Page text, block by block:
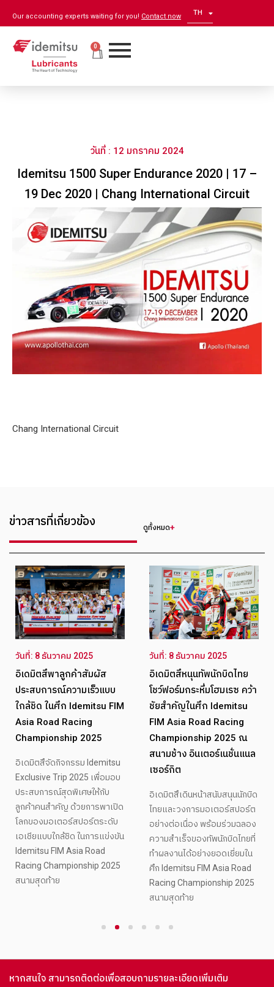
Our accounting experts waiting for you! Contact now TH
EN
0
วันที่ : 12 มกราคม 2024
Idemitsu 1500 Super Endurance 2020 | 17 –
19 Dec 2020 | Chang International Circuit
Chang International Circuit
ข่าวสารที่เกี่ยวข้อง ดูทั้งหมด
วันที่: 8 ธันวาคม 2025
อิเดมิตสึพาลูกค้าสัมผัส
ประสบการณ์ความเร็วแบบ
ใกล้ชิด ในศึก Idemitsu FIM
Asia Road Racing
Championship 2025
อิเดมิตสึจัดกิจกรรม Idemitsu
Exclusive Trip 2025 เพื่อมอบ
ประสบการณ์สุดพิเศษให้กับ
ลูกค้าคนสำคัญ ด้วยการพาเปิด
โลกของมอเตอร์สปอร์ตระดับ
เอเชียแบบใกล้ชิด ในการแข่งขัน
Idemitsu FIM Asia Road
Racing Championship 2025
สนามสุดท้าย
วันที่: 8 ธันวาคม 2025
อิเดมิตสึหนุนทัพนักบิดไทย
โชว์ฟอร์มกระหึ่มโฮมเรซ คว้า
ชัยสำคัญในศึก Idemitsu
FIM Asia Road Racing
Championship 2025 ณ
สนามช้าง อินเตอร์เนชั่นแนล
เซอร์กิต
อิเดมิตสึเดินหน้าสนับสนุนนักบิด
ไทยและวงการมอเตอร์สปอร์ต
อย่างต่อเนื่อง พร้อมร่วมฉลอง
ความสำเร็จของทัพนักบิดไทยที่
ทำผลงานได้อย่างยอดเยี่ยมใน
ศึก Idemitsu FIM Asia Road
Racing Championship 2025
สนามสุดท้าย
หากสนใจ สามารถติดต่อเพื่อสอบถามรายละเอียดเพิ่มเติม